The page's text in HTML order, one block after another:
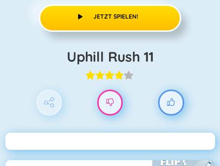
JETZT SPIELEN!
Uphill Rush 11